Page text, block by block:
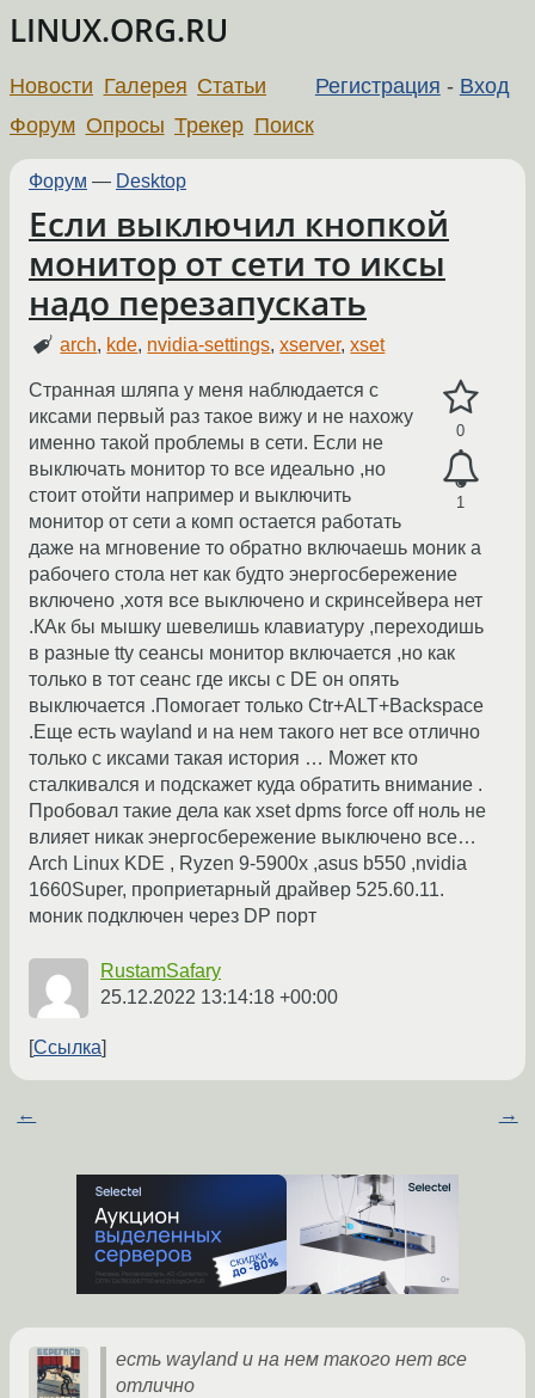
LINUX.ORG.RU
Регистрация - Вход
Новости Галерея Статьи
Форум Опросы Трекер Поиск
Форум — Desktop
Если выключил кнопкой
монитор от сети то иксы
надо перезапускать
arch, kde, nvidia-settings,xserver,xset
0
1
Странная шляпа у меня наблюдается с
иксами первый раз такое вижу и не нахожу
именно такой проблемы в сети. Если не
выключать монитор то все идеально ,но
стоит отойти например и выключить
монитор от сети а комп остается работать
даже на мгновение то обратно включаешь моник а
рабочего стола нет как будто энергосбережение
включено ,хотя все выключено и скринсейвера нет
.КАк бы мышку шевелишь клавиатуру ,переходишь
в разные tty сеансы монитор включается ,но как
только в тот сеанс где иксы с DE он опять
выключается .Помогает только Ctr+ALT+Backspace
.Еще есть wayland и на нем такого нет все отлично
только с иксами такая история … Может кто
сталкивался и подскажет куда обратить внимание .
Пробовал такие дела как xset dpms force off ноль не
влияет никак энергосбережение выключено все…
Arch Linux KDE , Ryzen 9-5900x ,asus b550 ,nvidia
1660Super, проприетарный драйвер 525.60.11.
моник подключен через DP порт
RustamSafary
25.12.2022 13:14:18 +00:00
Ссылка
← →
есть wayland и на нем такого нет все
отлично